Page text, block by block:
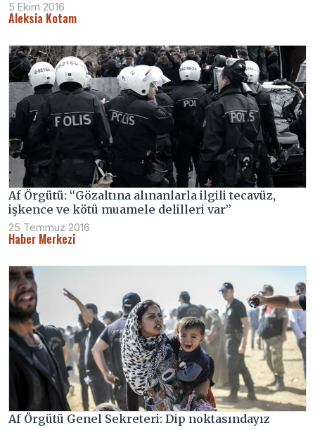
5 Ekim 2016
Aleksia Kotam
Af Örgütü: “Gözaltına alınanlarla ilgili tecavüz,
işkence ve kötü muamele delilleri var”
25 Temmuz 2016
Haber Merkezi
Af Örgütü Genel Sekreteri: Dip noktasındayız